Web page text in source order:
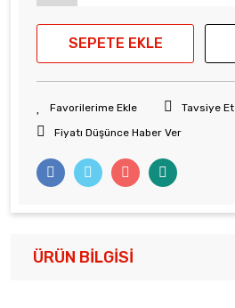
SEPETE EKLE
Tavsiye Et
Fiyatı Düşünce Haber Ver
ÜRÜN BILGISI